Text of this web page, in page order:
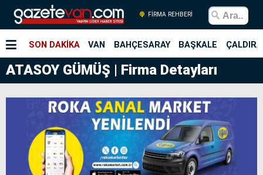
FİRMA REHBERİ
SON DAKİKA VAN BAHÇESARAY BAŞKALE
ATASOY GÜMÜŞ | Firma Detayları